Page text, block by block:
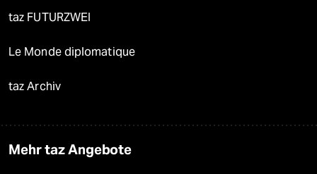
taz FUTURZWEI
Le Monde diplomatique
taz Archiv
Mehr taz Angebote